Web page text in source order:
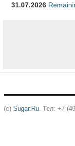
31.07.2026
(c) Sugar.Ru. Тел: +7